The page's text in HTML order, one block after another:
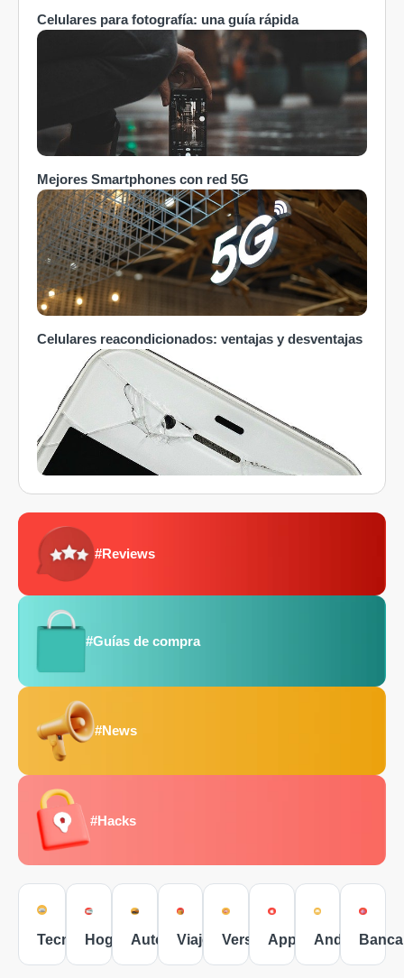
Celulares para fotografía: una guía rápida
Mejores Smartphones con red 5G
Celulares reacondicionados: ventajas y desventajas
#Reviews
#Guías de compra
#News
#Hacks
Tecnología
Hogar Autos Viajes VersusApple AndroidBanca